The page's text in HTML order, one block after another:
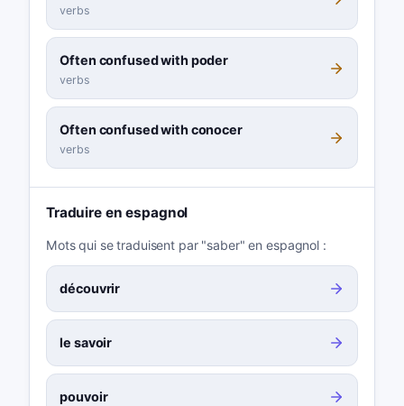
verbs
Often confused with poder
verbs
Often confused with conocer
verbs
Traduire en espagnol
Mots qui se traduisent par "saber" en espagnol :
découvrir
le savoir
pouvoir